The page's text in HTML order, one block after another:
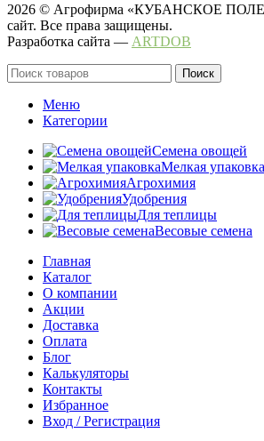
2026 © Агрофирма «КУБАНСКОЕ
сайт. Все права защищены.
Разработка сайта — ARTDOB
Поиск
Меню
Категории
Семена овощей
Мелкая упаковка
Агрохимия
Удобрения
Для теплицы
Весовые семена
Главная
Каталог
О компании
Акции
Доставка
Оплата
Блог
Калькуляторы
Контакты
Избранное
Вход / Регистрация